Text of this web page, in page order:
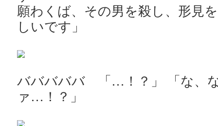
願わくば、その男を殺し、形見
しいです」
バババババ 「…！？」 「な、
ァ…！？」